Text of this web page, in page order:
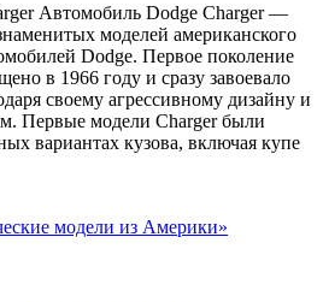
Автомобиль Dodge Charger —
моделей американского
Dodge. Первое поколение
в 1966 году и сразу завоевало
своему агрессивному дизайну и
Первые модели Charger были
вариантах кузова, включая купе